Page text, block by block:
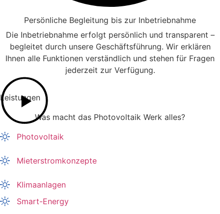
Persönliche Begleitung bis zur Inbetriebnahme
Die Inbetriebnahme erfolgt persönlich und transparent –
begleitet durch unsere Geschäftsführung. Wir erklären
Ihnen alle Funktionen verständlich und stehen für Fragen
jederzeit zur Verfügung.
Leistungen
Was macht das Photovoltaik Werk alles?
Photovoltaik
Mieterstromkonzepte
Klimaanlagen
Smart-Energy